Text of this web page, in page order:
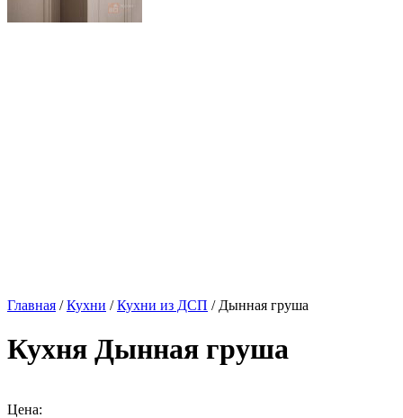
Главная /Кухни /Кухни из ДСП / Дынная груша
Кухня Дынная груша
Цена: